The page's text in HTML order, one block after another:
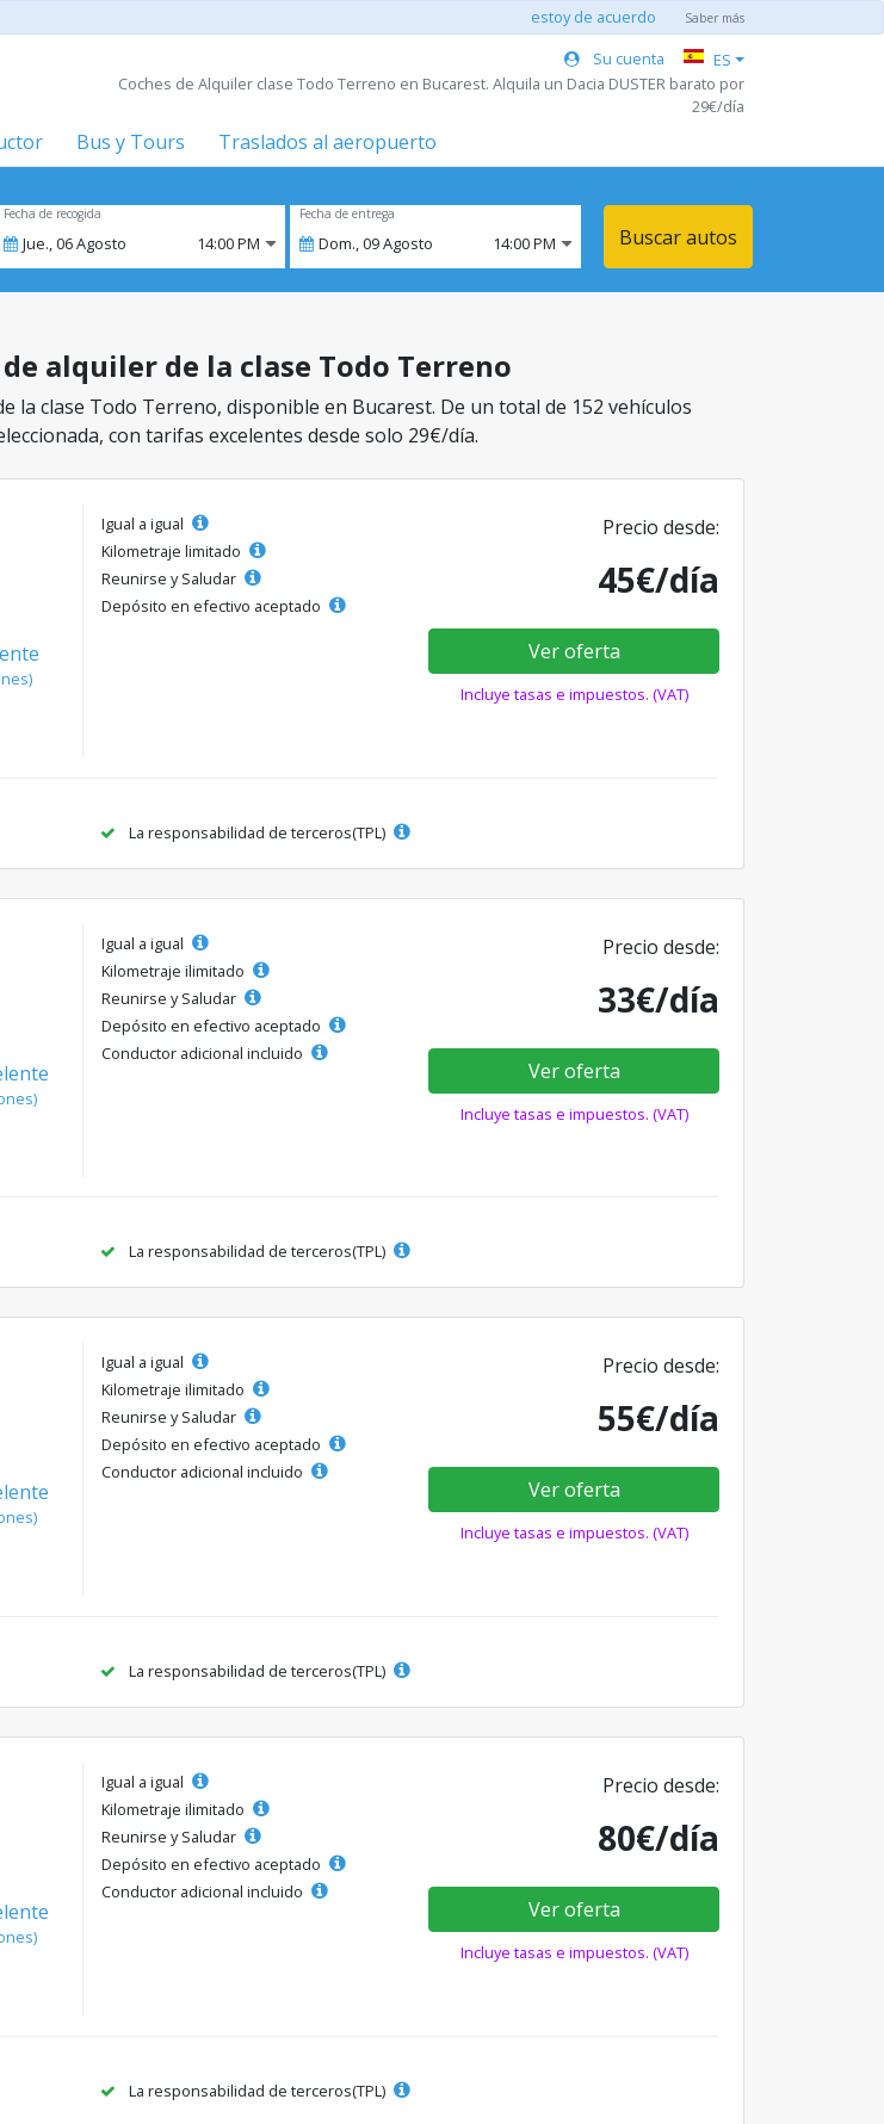
estoy de acuerdo Saber más
Su cuenta
ES
Coches de Alquiler clase Todo Terreno en Bucarest. Alquila un Dacia DUSTER barato por
29€/día
Bus y Tours
Traslados al aeropuerto
Fecha de recogida
Jue.,06Agosto 14:00 PM
Fecha de entrega
Dom.,09Agosto 14:00 PM Buscar autos
alquiler de la clase Todo Terreno
clase Todo Terreno, disponible en Bucarest. De un total de 152 vehículos
con tarifas excelentes desde solo 29€/día.
Igual a igual
Kilometraje limitado
Reunirse y Saludar
Depósito en efectivo aceptado
Precio desde:
45€/día
Ver oferta
Incluye tasas e impuestos. (VAT)
La responsabilidad de terceros(TPL)
Igual a igual
Kilometraje ilimitado
Reunirse y Saludar
Depósito en efectivo aceptado
Conductor adicional incluido
Precio desde:
33€/día
Ver oferta
Incluye tasas e impuestos. (VAT)
La responsabilidad de terceros(TPL)
Igual a igual
Kilometraje ilimitado
Reunirse y Saludar
Depósito en efectivo aceptado
Conductor adicional incluido
Precio desde:
55€/día
Ver oferta
Incluye tasas e impuestos. (VAT)
La responsabilidad de terceros(TPL)
Igual a igual
Kilometraje ilimitado
Reunirse y Saludar
Depósito en efectivo aceptado
Conductor adicional incluido
Precio desde:
80€/día
Ver oferta
Incluye tasas e impuestos. (VAT)
La responsabilidad de terceros(TPL)